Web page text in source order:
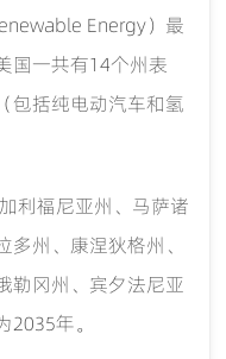
Energy）最
国一共有14个州表
包括纯电动汽车和氢
利福尼亚州、马萨诸
州、康涅狄格州、
勒冈州、宾夕法尼亚
年。